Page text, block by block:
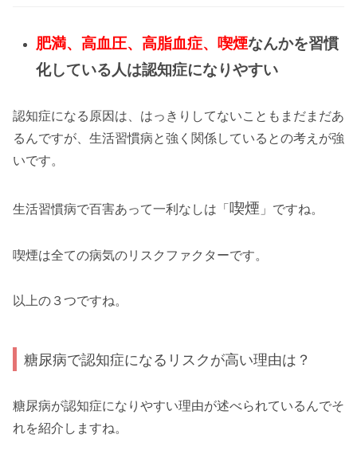
肥満、高血圧、高脂血症、喫煙なんかを習慣
化している人は認知症になりやすい
認知症になる原因は、はっきりしてないこともまだまだあ
るんですが、生活習慣病と強く関係しているとの考えが強
いです。
生活習慣病で百害あって一利なしは「 喫煙 」ですね。
喫煙は全ての病気のリスクファクターです。
以上の３つですね。
糖尿病で認知症になるリスクが高い理由は？
糖尿病が認知症になりやすい理由が述べられているんでそ
れを紹介しますね。